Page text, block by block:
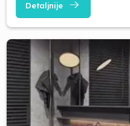
Detaljnije